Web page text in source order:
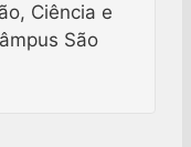
Ciência e
São